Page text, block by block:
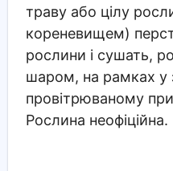
траву або цілу
кореневищем)
рослини і сушать,
шаром, на рамках у
провітрюваному
Рослина неофіційна.